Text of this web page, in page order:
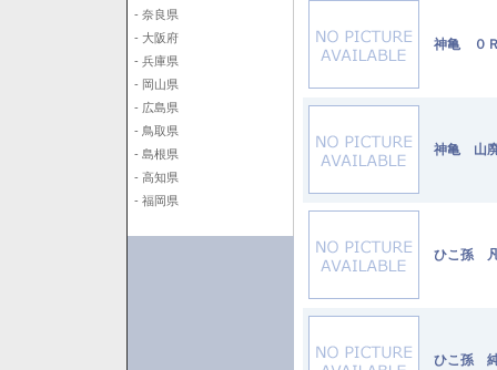
- 奈良県
- 大阪府
- 兵庫県
- 岡山県
- 広島県
- 鳥取県
- 島根県
- 高知県
- 福岡県
神亀 ０
神亀 山
ひこ孫
ひこ孫